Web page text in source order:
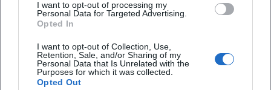
I want to opt-out of processing my
Personal Data for Targeted Advertising.
Opted In
I want to opt-out of Collection, Use,
Retention, Sale, and/or Sharing of my
Personal Data that Is Unrelated with the
Purposes for which it was collected.
Opted Out
„Aha“-Effekt der Regel- oder Rätselkomposition.
Kultureller Einfluss: Von der Szene in den Mainstream
an einem Tisch – ein kultureller Wert, der gerade in Zeiten
digitaler Fragmentierung Resonanz erzeugt. Die EXIT-
Reihe beschleunigte den Escape-Room-Trend im Zuhause-